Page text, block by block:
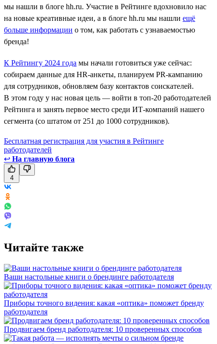
мы нашли в блоге hh.ru. Участие в Рейтинге вдохновило нас
на новые креативные идеи, а в блоге hh.ru мы нашли ещё
больше информации о том, как работать с узнаваемостью
бренда!
К Рейтингу 2024 года мы начали готовиться уже сейчас:
собираем данные для HR-анкеты, планируем PR-кампанию
для сотрудников, обновляем базу контактов соискателей.
В этом году у нас новая цель — войти в топ-20 работодателей
Рейтинга и занять первое место среди ИТ-компаний нашего
сегмента (со штатом от 251 до 1000 сотрудников).
Бесплатная регистрация для участия в Рейтинге
работодателей
↩ На главную блога
4
Читайте также
Ваши настольные книги о брендинге работодателя
Приборы точного видения: какая «оптика» поможет бренду
работодателя
Продвигаем бренд работодателя: 10 проверенных способов